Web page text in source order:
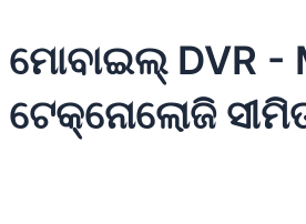
ମୋବାଇଲ୍ DVR -
ଟେକ୍ନୋଲୋଜି ସୀମିତ